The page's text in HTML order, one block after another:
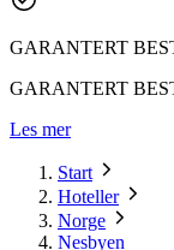
GARANTERT
GARANTERT
Les mer
Start
Hoteller
Norge
Nesbyen